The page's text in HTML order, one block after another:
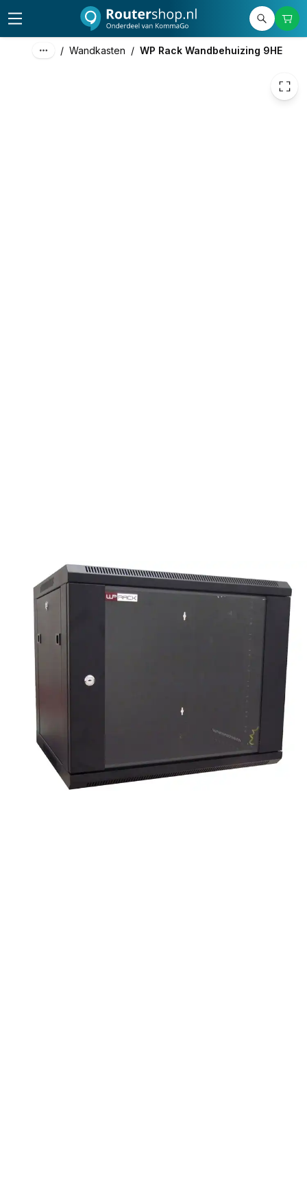
/ Wandkasten / WP Rack Wandbehuizing 9HE
201,98 excl. btw
244,40 incl. btw